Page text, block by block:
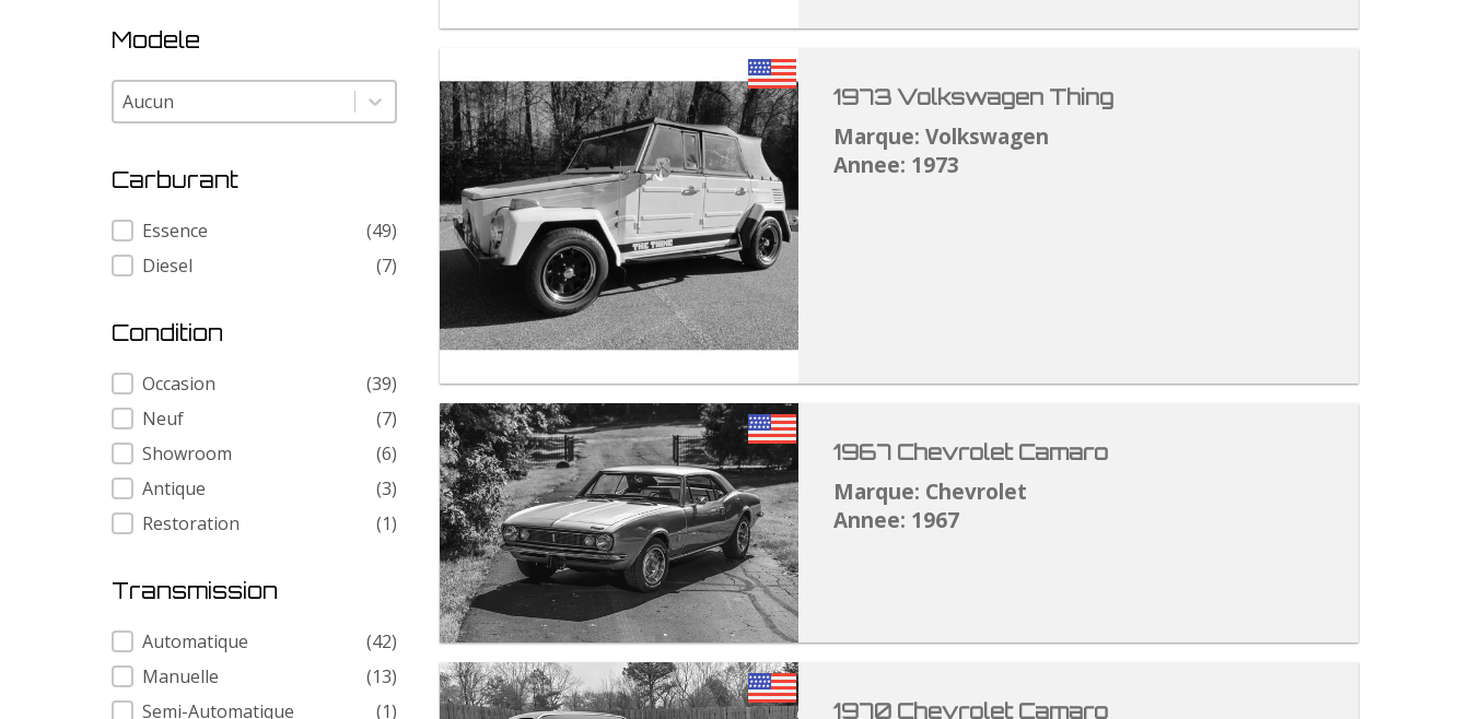
Modele
Modele
Modele
Carburant
Carburant
Essence
(49)
Diesel
(7)
Condition
Condition
Occasion
(39)
Neuf
(7)
Showroom
(6)
Antique
(3)
Restoration
(1)
Transmission
Transmission
Automatique
(42)
Manuelle
(13)
Semi-Automatique
(1)
1973 Volkswagen Thing
Marque: Volkswagen
Annee: 1973
1967 Chevrolet Camaro
Marque: Chevrolet
Annee: 1967
1970 Chevrolet Camaro